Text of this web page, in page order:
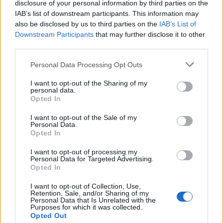
disclosure of your personal information by third parties on the
IAB’s list of downstream participants. This information may
also be disclosed by us to third parties on the IAB’s List of
Downstream Participants that may further disclose it to other
Personal Data Processing Opt Outs
I want to opt-out of the Sharing of my
personal data.
Opted In
I want to opt-out of the Sale of my
Personal Data.
Opted In
I want to opt-out of processing my
Personal Data for Targeted Advertising.
Opted In
I want to opt-out of Collection, Use,
Retention, Sale, and/or Sharing of my
Personal Data that Is Unrelated with the
Purposes for which it was collected.
Opted Out
Σχέδια Βελτίωσης: Υπεγράφη η Κοινή
ευρώ
08/08/2026 11:09